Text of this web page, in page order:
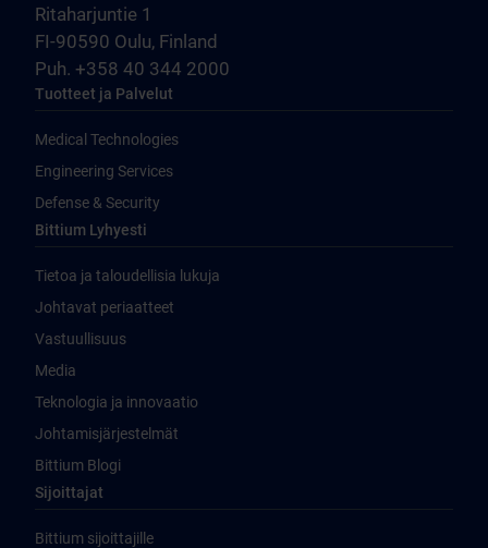
Ritaharjuntie 1
FI-90590 Oulu, Finland
Puh. +358 40 344 2000
Tuotteet ja Palvelut
Medical Technologies
Engineering Services
Defense & Security
Bittium Lyhyesti
Tietoa ja taloudellisia lukuja
Johtavat periaatteet
Vastuullisuus
Media
Teknologia ja innovaatio
Johtamisjärjestelmät
Bittium Blogi
Sijoittajat
Bittium sijoittajille